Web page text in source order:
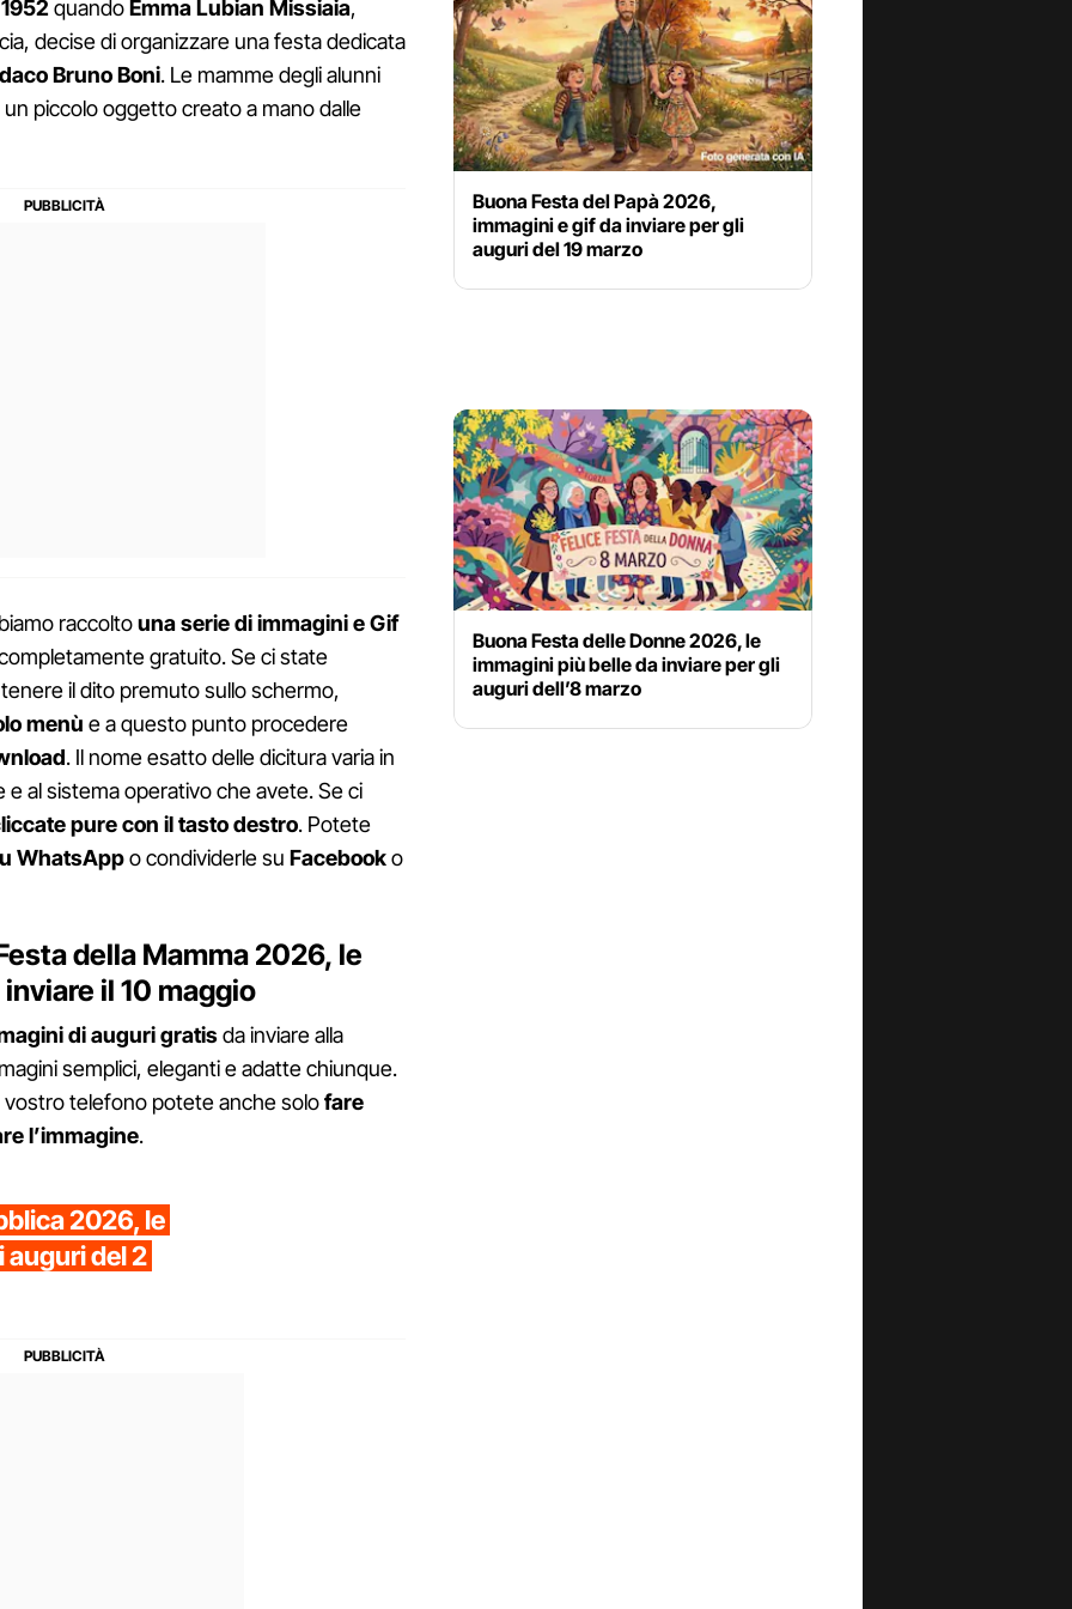
1952quando Emma Lubian Missiaia,
decise di organizzare una festa dedicata
Bruno Boni. Le mamme degli alunni
piccolo oggetto creato a mano dalle
raccoltouna serie di immagini e Gif
gratuito. Se ci state
il dito premuto sullo schermo,
menù e a questo punto procedere
. Il nome esatto delle dicitura varia in
al sistema operativo che avete. Se ci
pure con il tasto destro. Potete
WhatsAppo condividerle su Facebooko
della Mamma 2026, le
il 10 maggio
di auguri gratisda inviare alla
semplici, eleganti e adatte chiunque.
vostro telefono potete anche solofare
l’immagine.
2026, le
auguri del 2
Buona Festa del Papà 2026,
immagini e gif da inviare per gli
auguri del 19 marzo
Buona Festa delle Donne 2026, le
immagini più belle da inviare per gli
auguri dell’8 marzo